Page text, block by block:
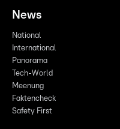
News
National
International
Panorama
Tech-World
Meenung
Faktencheck
Safety First